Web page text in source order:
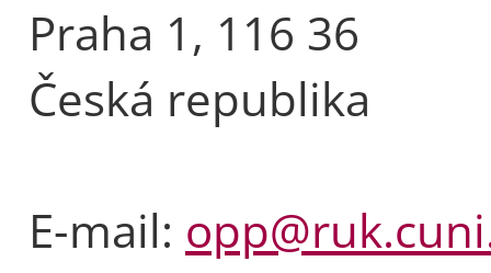
Praha 1, 116 36
Česká republika
E-mail: